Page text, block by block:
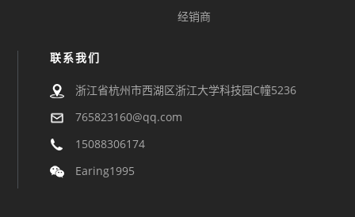
经销商
联系我们
浙江省杭州市西湖区浙江大学科技园C幢5236
765823160@qq.com
15088306174
Earing1995